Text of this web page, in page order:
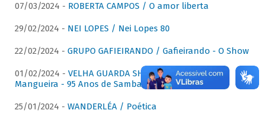
07/03/2024 - ROBERTA CAMPOS / O amor liberta
29/02/2024 - NEI LOPES / Nei Lopes 80
22/02/2024 - GRUPO GAFIEIRANDO / Gafieirando - O Show
01/02/2024 - VELHA GUARDA SHOW DA MANGUEIRA /
Mangueira - 95 Anos de Samba
25/01/2024 - WANDERLÉA / Poética